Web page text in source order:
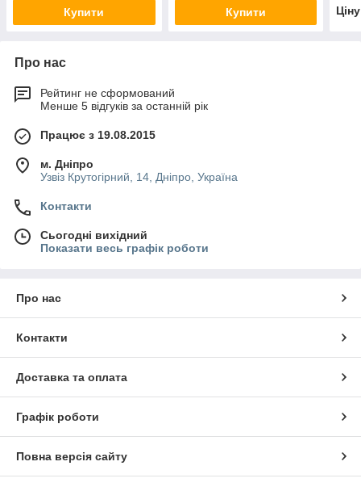
Купити Купити
Про нас
Рейтинг не сформований
Менше 5 відгуків за останній рік
Працює з 19.08.2015
м. Дніпро
Узвіз Крутогірний, 14, Дніпро, Україна
Контакти
Сьогодні вихідний
Показати весь графік роботи
Про нас
Контакти
Доставка та оплата
Графік роботи
Повна версія сайту